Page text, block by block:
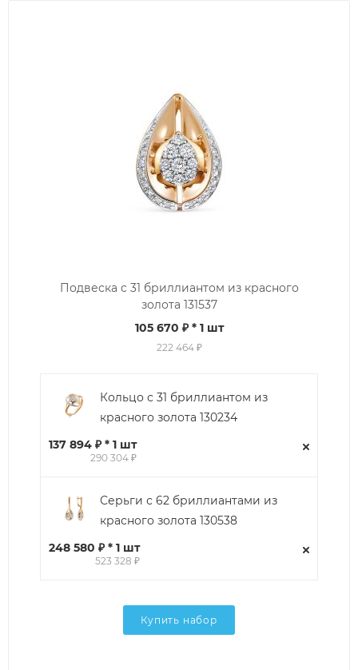
Подвеска с 31 бриллиантом из красного
золота 131537
105 670 ₽* 1 шт
222 464 ₽
Кольцо с 31 бриллиантом из
красного золота 130234
137 894 ₽ * 1 шт
290 304 ₽
Серьги с 62 бриллиантами из
красного золота 130538
248 580 ₽ * 1 шт
523 328 ₽
Купить набор